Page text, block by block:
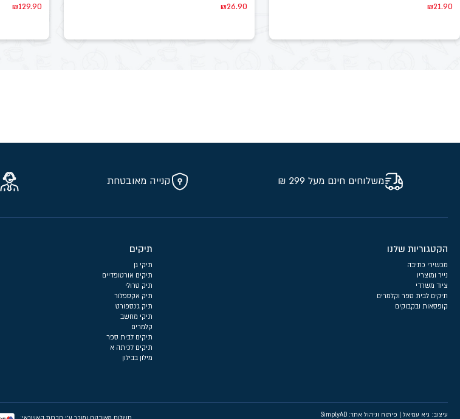
₪21.90
₪26.90
₪129.90
משלוחים חינם מעל 299 ₪ קנייה מאובטחת
הקטגוריות שלנו
מכשירי כתיבה
נייר ומוצריו
ציוד משרדי
תיקים לבית ספר וקלמרים
קופסאות ובקבוקים
תיקים
תיקי גן
תיקים אורטופדיים
תיק טרולי
תיק אקספלור
תיק ג'נספורט
תיקי מחשב
קלמרים
תיקים לבית ספר
תיקים לכיתה א
מילון בבילון
עיצוב: גיא עמיאל | פיתוח וניהול אתר: SimplyAD